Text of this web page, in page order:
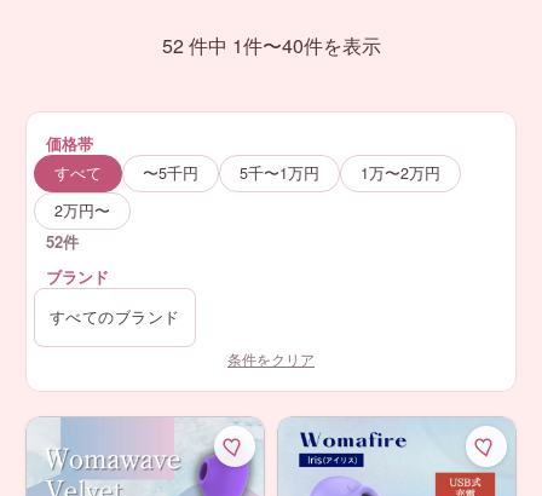
52 件中 1件〜40件を表示
価格帯
すべて 〜5千円 5千〜1万円
1万〜2万円
2万円〜
52件
ブランド
条件をクリア